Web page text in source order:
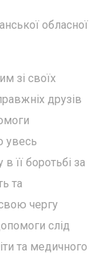
обласної
зі своїх
друзів
увесь
її боротьбі за
та
чергу
слід
та медичного